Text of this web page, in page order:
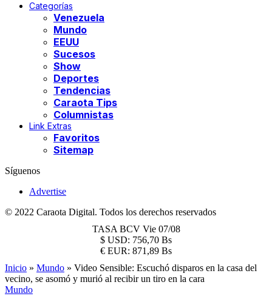
Categorías
Venezuela
Mundo
EEUU
Sucesos
Show
Deportes
Tendencias
Caraota Tips
Columnistas
Link Extras
Favoritos
Sitemap
Síguenos
Advertise
© 2022 Caraota Digital. Todos los derechos reservados
TASA BCV Vie 07/08
$ USD: 756,70 Bs
€ EUR: 871,89 Bs
Inicio » Mundo » Video Sensible: Escuchó disparos en la casa del
vecino, se asomó y murió al recibir un tiro en la cara
Mundo